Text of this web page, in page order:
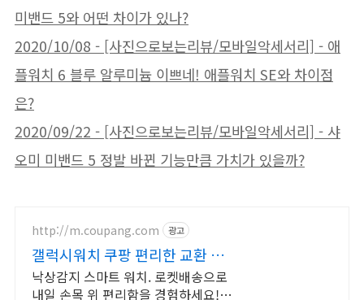
미밴드 5와 어떤 차이가 있나?
2020/10/08 - [사진으로보는리뷰/모바일악세서리] - 애
플워치 6 블루 알루미늄 이쁘네! 애플워치 SE와 차이점
은?
2020/09/22 - [사진으로보는리뷰/모바일악세서리] - 샤
오미 미밴드 5 정발 바뀐 기능만큼 가치가 있을까?
http://m.coupang.com 광고
갤럭시워치 쿠팡 편리한 교환 반
품
낙상감지 스마트 워치. 로켓배송으로
내일 손목 위 편리함을 경험하세요! 바